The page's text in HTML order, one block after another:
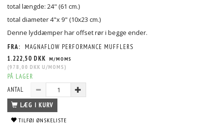
total længde: 24" (61 cm.)
total diameter 4"x 9" (10x23 cm.)
Denne lyddæmper har offset rør i begge ender.
FRA:
MAGNAFLOW PERFORMANCE MUFFLERS
1.222,50 DKK M/MOMS
(978,00 DKK U/MOMS )
PÅ LAGER
ANTAL
LÆG I KURV
TILFØJ ØNSKELISTE